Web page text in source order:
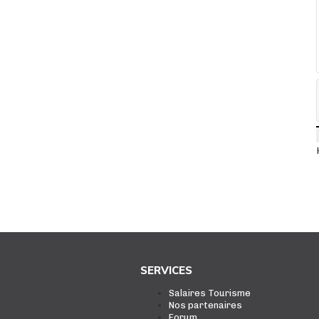
SERVICES
Salaires Tourisme
Nos partenaires